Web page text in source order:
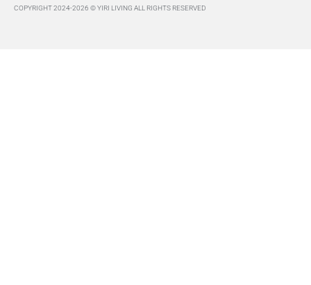
COPYRIGHT 2024-2026 © YIRI LIVING ALL RIGHTS RESERVED